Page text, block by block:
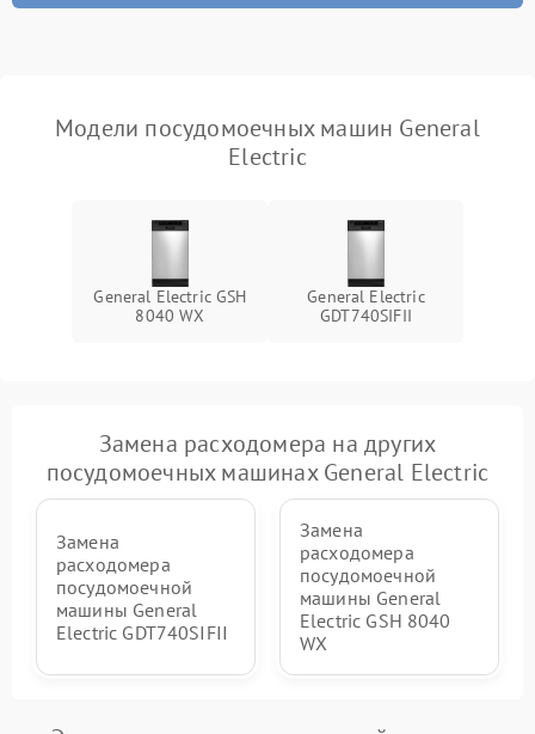
Модели посудомоечных машин General
Electric
General Electric GSH
8040 WX
General Electric
GDT740SIFII
Замена расходомера на других
посудомоечных машинах General Electric
Замена
расходомера
посудомоечной
машины General
Electric GDT740SIFII
Замена
расходомера
посудомоечной
машины General
Electric GSH 8040
WX